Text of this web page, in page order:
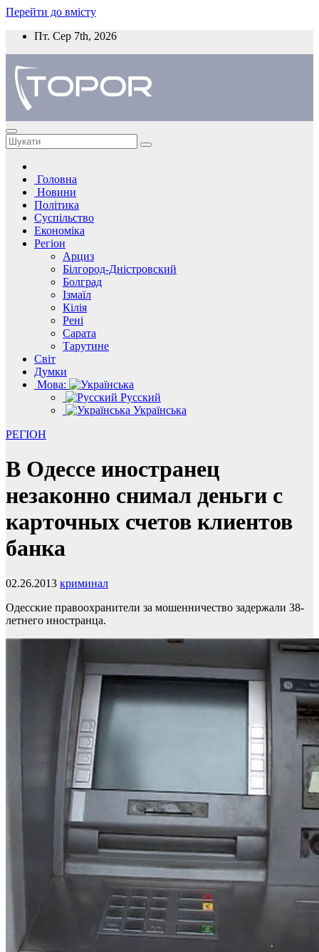
Перейти до вмісту
Пт. Сер 7th, 2026
Головна
Новини
Політика
Суспільство
Економіка
Регіон
Арциз
Білгород-Дністровский
Болград
Ізмаїл
Кілія
Рені
Сарата
Тарутине
Світ
Думки
Мова:
Русский
Українська
РЕГІОН
В Одессе иностранец
незаконно снимал деньги с
карточных счетов клиентов
банка
02.26.2013 криминал
Одесские правоохранители за мошенничество задержали 38-
летнего иностранца.